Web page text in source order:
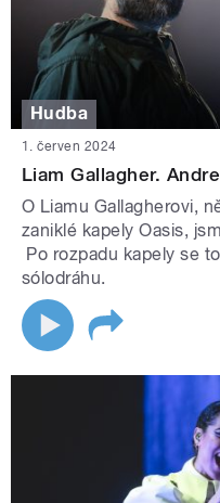
Hudba
1. červen 2024
Liam Gallagher.
O Liamu Gallagherovi,
zaniklé kapely Oasis,
Po rozpadu kapely se
sólodráhu.